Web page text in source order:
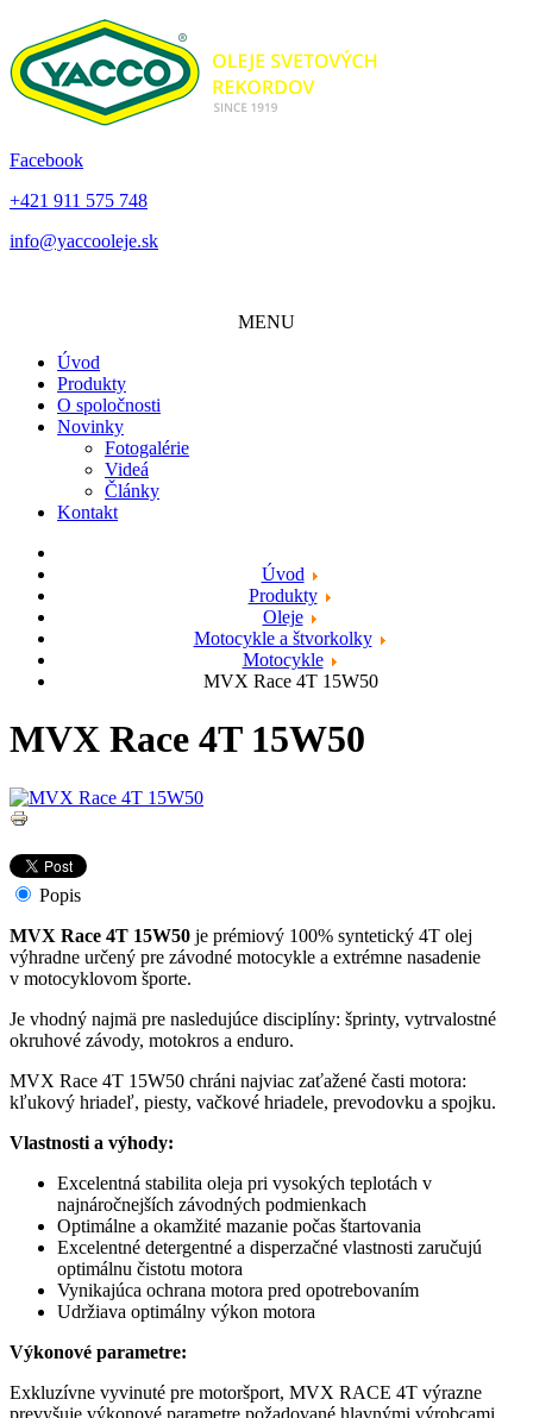
Facebook
+421 911 575 748
info@yaccooleje.sk
MENU
Úvod
Produkty
O spoločnosti
Novinky
Fotogalérie
Videá
Články
Kontakt
Úvod
Produkty
Oleje
Motocykle a štvorkolky
Motocykle
MVX Race 4T 15W50
MVX Race 4T 15W50
Popis
MVX Race 4T 15W50 je prémiový 100% syntetický 4T olej
výhradne určený pre závodné motocykle a extrémne nasadenie
v motocyklovom športe.
Je vhodný najmä pre nasledujúce disciplíny: šprinty, vytrvalostné
okruhové závody, motokros a enduro.
MVX Race 4T 15W50 chráni najviac zaťažené časti motora:
kľukový hriadeľ, piesty, vačkové hriadele, prevodovku a spojku.
Vlastnosti a výhody:
Excelentná stabilita oleja pri vysokých teplotách v
najnáročnejších závodných podmienkach
Optimálne a okamžité mazanie počas štartovania
Excelentné detergentné a disperzačné vlastnosti zaručujú
optimálnu čistotu motora
Vynikajúca ochrana motora pred opotrebovaním
Udržiava optimálny výkon motora
Výkonové parametre:
Exkluzívne vyvinuté pre motoršport, MVX RACE 4T výrazne
prevyšuje výkonové parametre požadované hlavnými výrobcami